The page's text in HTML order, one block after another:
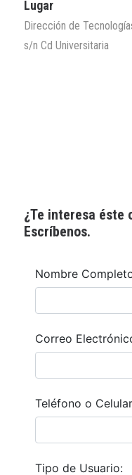
Lugar
Dirección de
s/n Cd Universitaria
¿Te interesa éste
Escríbenos.